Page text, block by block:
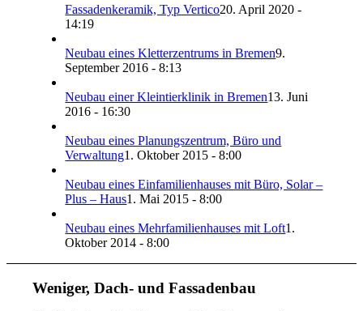
Fassadenkeramik, Typ Vertico20. April 2020 -
14:19
Neubau eines Kletterzentrums in Bremen9.
September 2016 - 8:13
Neubau einer Kleintierklinik in Bremen13. Juni
2016 - 16:30
Neubau eines Planungszentrum, Büro und
Verwaltung1. Oktober 2015 - 8:00
Neubau eines Einfamilienhauses mit Büro, Solar –
Plus – Haus1. Mai 2015 - 8:00
Neubau eines Mehrfamilienhauses mit Loft1.
Oktober 2014 - 8:00
Weniger, Dach- und Fassadenbau